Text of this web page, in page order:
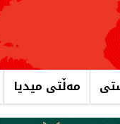
مەڵتی میدیا